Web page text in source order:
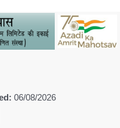
06/08/2026